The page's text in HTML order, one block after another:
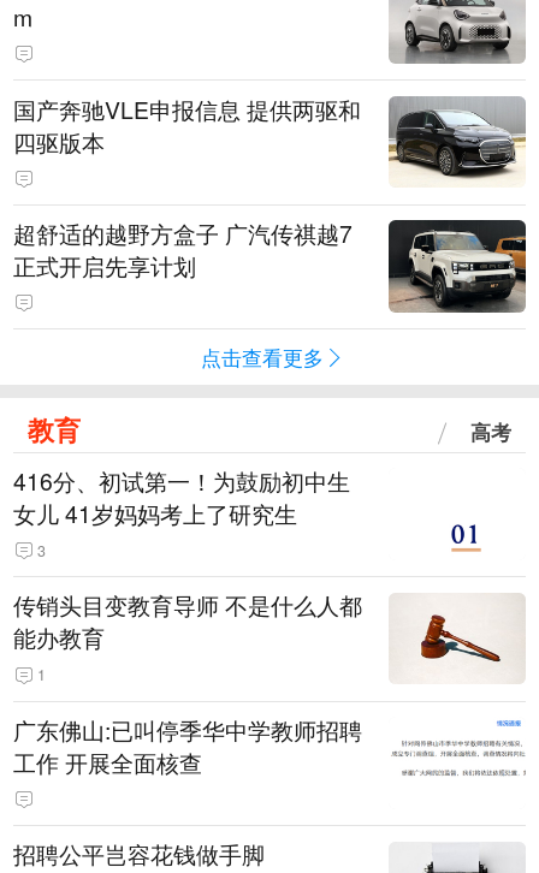
m
国产奔驰VLE申报信息 提供两驱和
四驱版本
超舒适的越野方盒子 广汽传祺越7
正式开启先享计划
点击查看更多
教育 高考
416分、初试第一！为鼓励初中生
女儿 41岁妈妈考上了研究生
3
传销头目变教育导师 不是什么人都
能办教育
1
广东佛山:已叫停季华中学教师招聘
工作 开展全面核查
招聘公平岂容花钱做手脚